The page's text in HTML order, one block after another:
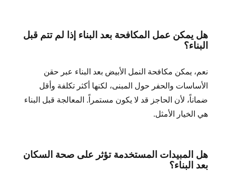
هل يمكن عمل المكافحة بعد البناء إذا لم تتم قبل
البناء؟
نعم، يمكن مكافحة النمل الأبيض بعد البناء عبر حقن
الأساسات والحفر حول المبنى، لكنها أكثر تكلفة وأقل
ضماناً، لأن الحاجز قد لا يكون مستمراً. المعالجة قبل البناء
هي الخيار الأمثل.
هل المبيدات المستخدمة تؤثر على صحة السكان
بعد البناء؟